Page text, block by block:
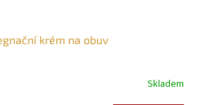
krém na obuv
Skladem